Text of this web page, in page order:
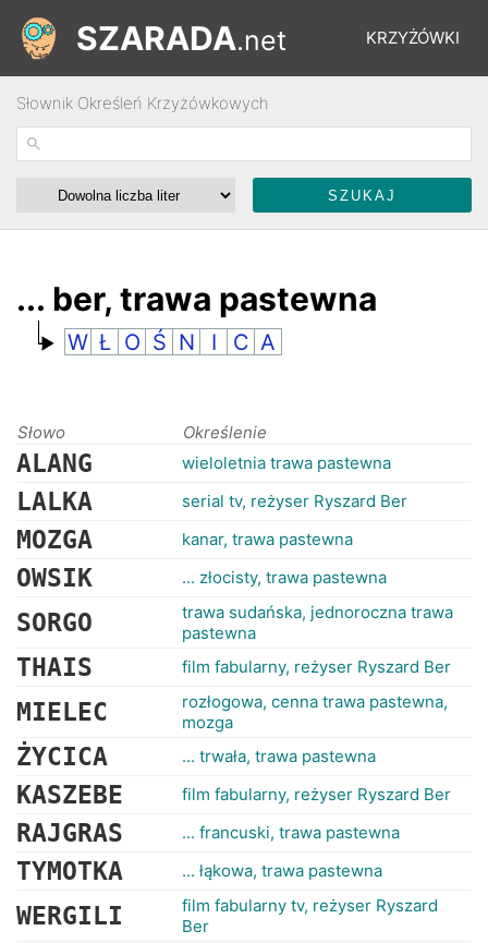
KRZYŻÓWKI
ŁAMIGŁÓWKI
RANKINGI
SZARADA.net
Słownik Określeń Krzyżówkowych
... ber, trawa pastewna
W Ł O Ś N I C A
Słowo Określenie
ALANG wieloletnia trawa pastewna
LALKA serial tv, reżyser Ryszard Ber
MOZGA kanar, trawa pastewna
OWSIK ... złocisty, trawa pastewna
SORGO
trawa sudańska, jednoroczna trawa
pastewna
THAIS film fabularny, reżyser Ryszard Ber
MIELEC
rozłogowa, cenna trawa pastewna,
mozga
ŻYCICA ... trwała, trawa pastewna
KASZEBE film fabularny, reżyser Ryszard Ber
RAJGRAS ... francuski, trawa pastewna
TYMOTKA ... łąkowa, trawa pastewna
WERGILI
film fabularny tv, reżyser Ryszard
Ber